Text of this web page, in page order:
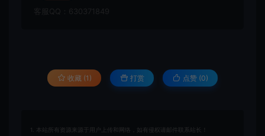
客服QQ：630371849
收藏 (1) 打赏 点赞 (0)
1. 本站所有资源来源于用户上传和网络，如有侵权请邮件联系站长！